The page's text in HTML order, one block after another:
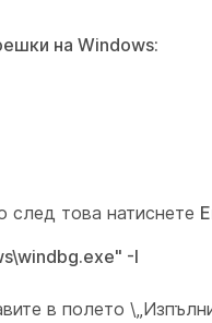
на Windows:
след това натиснете
-I
в полето